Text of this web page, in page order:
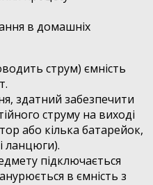
в домашніх
струм) ємність
здатний забезпечити
струму на виході
або кілька батарейок,
ланцюги).
підключається
в ємність з